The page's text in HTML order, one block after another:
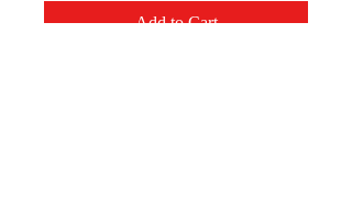
Add to Cart